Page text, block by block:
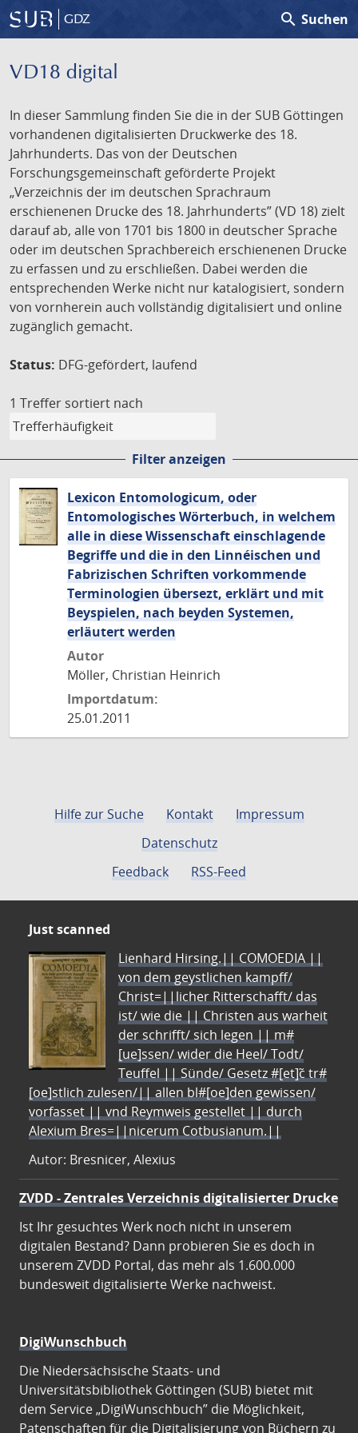
GDZ search Suchen
VD18 digital
In dieser Sammlung finden Sie die in der SUB Göttingen
vorhandenen digitalisierten Druckwerke des 18.
Jahrhunderts. Das von der Deutschen
Forschungsgemeinschaft geförderte Projekt
„Verzeichnis der im deutschen Sprachraum
erschienenen Drucke des 18. Jahrhunderts” (VD 18) zielt
darauf ab, alle von 1701 bis 1800 in deutscher Sprache
oder im deutschen Sprachbereich erschienenen Drucke
zu erfassen und zu erschließen. Dabei werden die
entsprechenden Werke nicht nur katalogisiert, sondern
von vornherein auch vollständig digitalisiert und online
zugänglich gemacht.
Status: DFG-gefördert, laufend
1 Treffer sortiert nach
Filter anzeigen
Lexicon Entomologicum, oder
Entomologisches Wörterbuch, in welchem
alle in diese Wissenschaft einschlagende
Begriffe und die in den Linnéischen und
Fabrizischen Schriften vorkommende
Terminologien übersezt, erklärt und mit
Beyspielen, nach beyden Systemen,
erläutert werden
Autor
Möller, Christian Heinrich
Importdatum:
25.01.2011
Hilfe zur Suche Kontakt
Impressum
Datenschutz
Feedback
RSS-Feed
Just scanned
Lienhard Hirsing.|| COMOEDIA ||
von dem geystlichen kampff/
Christ=||licher Ritterschafft/ das
ist/ wie die || Christen aus warheit
der schrifft/ sich legen || m#
[ue]ssen/ wider die Heel/ Todt/
Teuffel || Sünde/ Gesetz #[et]c̃ tr#
[oe]stlich zulesen/|| allen bl#[oe]den gewissen/
vorfasset || vnd Reymweis gestellet || durch
Alexium Bres=||nicerum Cotbusianum.||
Autor: Bresnicer, Alexius
ZVDD - Zentrales Verzeichnis digitalisierter Drucke
Ist Ihr gesuchtes Werk noch nicht in unserem
digitalen Bestand? Dann probieren Sie es doch in
unserem ZVDD Portal, das mehr als 1.600.000
bundesweit digitalisierte Werke nachweist.
DigiWunschbuch
Die Niedersächsische Staats- und
Universitätsbibliothek Göttingen (SUB) bietet mit
dem Service „DigiWunschbuch” die Möglichkeit,
Patenschaften für die Digitalisierung von Büchern zu